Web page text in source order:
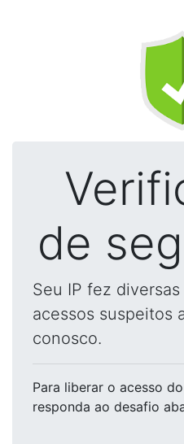
de
Seu IP fez
acessos suspeitos
conosco.
Para liberar o acesso
responda ao desafio